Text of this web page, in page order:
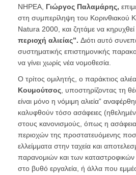
ΝΗΡΕΑ, Γιώργος Παλαμάρης,
στη συμπερίληψη του Κορινθιακού
Natura 2000, και ζητάμε να κηρυχθεί
περιοχή αλιείας”. Διότι αυτό
συστηματικής επιστημονικής
να γίνει χωρίς νέα νομοθεσία.
Ο τρίτος ομιλητής, ο παράκτιος
Κουμούτσος , υποστηρίζοντας τη
είναι μόνο η νόμιμη αλιεία”
καλυφθούν τόσο ασάφειες
στους κανονισμούς, όπως η
περιοχών της προστατευόμενης
ελλείμματα στην ταχεία και
παρανομιών και των
στο βυθό εργαλεία, ή άλλα που